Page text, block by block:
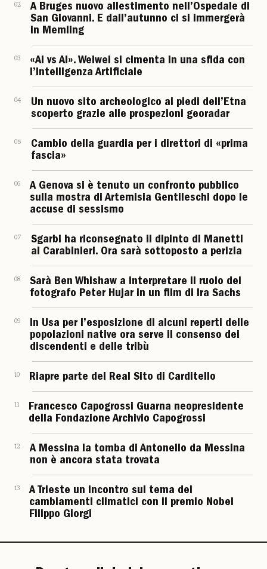
02
A Bruges nuovo allestimento nell’Ospedale di
San Giovanni. E dall’autunno ci si immergerà
in Memling
03
«Ai vs AI». Weiwei si cimenta in una sfida con
l’Intelligenza Artificiale
04
Un nuovo sito archeologico ai piedi dell’Etna
scoperto grazie alle prospezioni georadar
05
Cambio della guardia per i direttori di «prima
fascia»
06
A Genova si è tenuto un confronto pubblico
sulla mostra di Artemisia Gentileschi dopo le
accuse di sessismo
07
Sgarbi ha riconsegnato il dipinto di Manetti
ai Carabinieri. Ora sarà sottoposto a perizia
08
Sarà Ben Whishaw a interpretare il ruolo del
fotografo Peter Hujar in un film di Ira Sachs
09
In Usa per l’esposizione di alcuni reperti delle
popolazioni native ora serve il consenso dei
discendenti e delle tribù
10 Riapre parte del Real Sito di Carditello
11
Francesco Capogrossi Guarna neopresidente
della Fondazione Archivio Capogrossi
12
A Messina la tomba di Antonello da Messina
non è ancora stata trovata
13
A Trieste un incontro sul tema dei
cambiamenti climatici con il premio Nobel
Filippo Giorgi